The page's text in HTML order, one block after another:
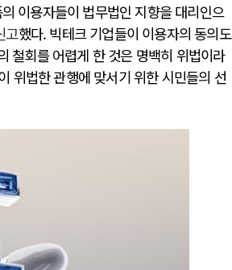
이용자들이 법무법인 지향을 대리인으
고했다. 빅테크 기업들이 이용자의 동의도
철회를 어렵게 한 것은 명백히 위법이라
위법한 관행에 맞서기 위한 시민들의 선
러시아-우크라이나 전쟁
이나, 덴마크, 에스토니아, 네덜란..
라, 대규모 공습 주고받아…민간 ..